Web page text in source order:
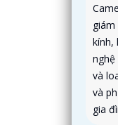
kính,
và
và
gia